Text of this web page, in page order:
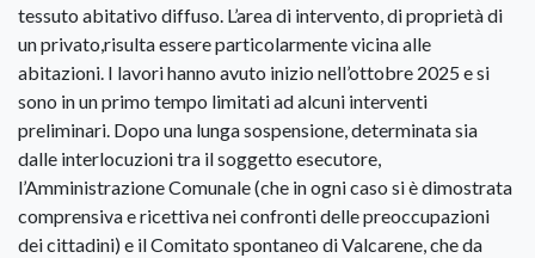
tessuto abitativo diffuso. L’area di intervento, di proprietà di
un privato,risulta essere particolarmente vicina alle
abitazioni. I lavori hanno avuto inizio nell’ottobre 2025 e si
sono in un primo tempo limitati ad alcuni interventi
preliminari. Dopo una lunga sospensione, determinata sia
dalle interlocuzioni tra il soggetto esecutore,
l’Amministrazione Comunale (che in ogni caso si è dimostrata
comprensiva e ricettiva nei confronti delle preoccupazioni
dei cittadini) e il Comitato spontaneo di Valcarene, che da